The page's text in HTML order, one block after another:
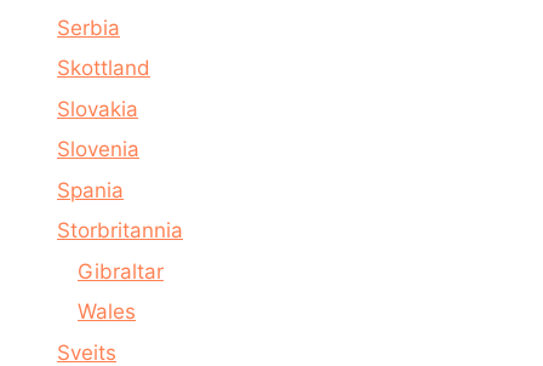
Serbia
Skottland
Slovakia
Slovenia
Spania
Storbritannia
Gibraltar
Wales
Sveits